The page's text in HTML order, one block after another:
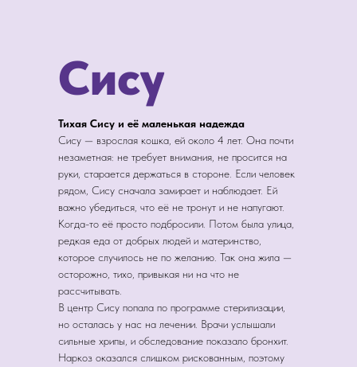
Тихая Сису и её маленькая надежда
Сису — взрослая кошка, ей около 4 лет. Она почти
незаметная: не требует внимания, не просится на
руки, старается держаться в стороне. Если человек
рядом, Сису сначала замирает и наблюдает. Ей
важно убедиться, что её не тронут и не напугают.
Когда-то её просто подбросили. Потом была улица,
редкая еда от добрых людей и материнство,
которое случилось не по желанию. Так она жила —
осторожно, тихо, привыкая ни на что не
рассчитывать.
В центр Сису попала по программе стерилизации,
но осталась у нас на лечении. Врачи услышали
сильные хрипы, и обследование показало бронхит.
Наркоз оказался слишком рискованным, поэтому
Сису